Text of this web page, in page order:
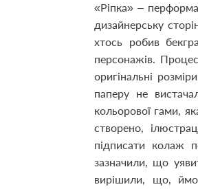
«Ріпка» –
дизайнерську
хтось робив
персонажів.
оригінальні
паперу не
кольорової гами,
створено,
підписати колаж
зазначили, що
вирішили, що,